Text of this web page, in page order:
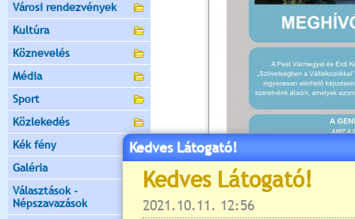
Városi rendezvények
Kultúra
Köznevelés
Média
Sport
Közlekedés
Kék fény
Galéria
Választások -
Népszavazások
Kedves Látogató!